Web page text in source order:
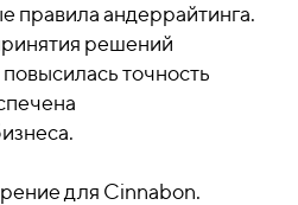
правила андеррайтинга.
решений
точность
для Cinnabon.